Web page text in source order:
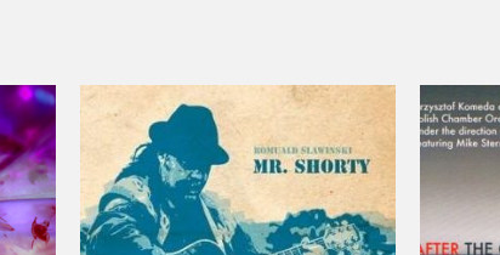
Zakres
cen:
od
24,99 zł
29,99 zł